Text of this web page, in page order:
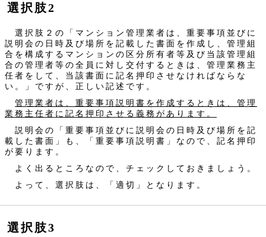
選択肢2
選択肢２の「マンション管理業者は、重要事項並びに
説明会の日時及び場所を記載した書面を作成し、管理組
合を構成するマンションの区分所有者等及び当該管理組
合の管理者等の全員に対し交付するときは、管理業務主
任者をして、当該書面に記名押印させなければならな
い。」ですが、正しい記述です。
管理業者は、重要事項説明書を作成するときは、管理
業務主任者に記名押印させる義務があります。
説明会の「重要事項並びに説明会の日時及び場所を記
載した書面」も、「重要事項説明書」なので、記名押印
が要ります。
よく出るところなので、チェックしておきましょう。
よって、選択肢は、「適切」となります。
選択肢3